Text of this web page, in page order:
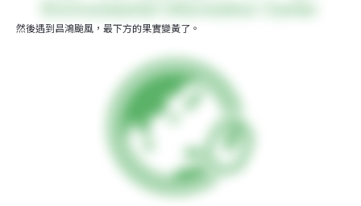
然後遇到昌鴻颱風，最下方的果實變黃了。